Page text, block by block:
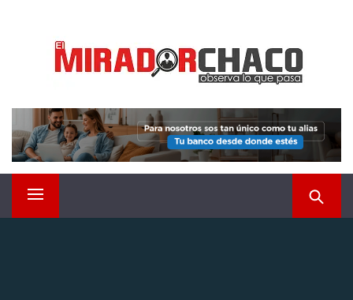
contenido
EL MIRADOR CHACO
Observá lo que pasa
Menú